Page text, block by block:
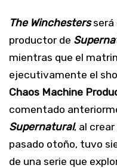
The Winchestersserá
productor de
mientras que el
ejecutivamente el
Chaos Machine
comentado
Supernatural, al
pasado otoño, tuvo
de una serie que